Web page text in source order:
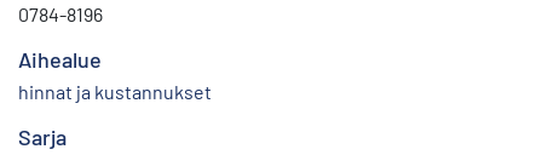
0784-8196
Aihealue
hinnat ja kustannukset
Sarja